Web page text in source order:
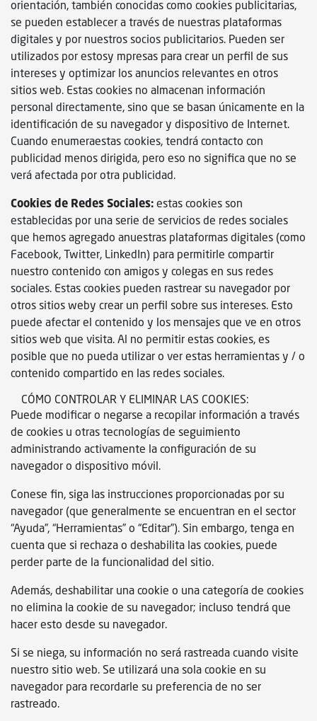
orientación, también conocidas como cookies publicitarias,
se pueden establecer a través de nuestras plataformas
digitales y por nuestros socios publicitarios. Pueden ser
utilizados por estosy mpresas para crear un perfil de sus
intereses y optimizar los anuncios relevantes en otros
sitios web. Estas cookies no almacenan información
personal directamente, sino que se basan únicamente en la
identificación de su navegador y dispositivo de Internet.
Cuando enumeraestas cookies, tendrá contacto con
publicidad menos dirigida, pero eso no significa que no se
verá afectada por otra publicidad.
Cookies de Redes Sociales:estas cookies son
establecidas por una serie de servicios de redes sociales
que hemos agregado anuestras plataformas digitales (como
Facebook, Twitter, LinkedIn) para permitirle compartir
nuestro contenido con amigos y colegas en sus redes
sociales. Estas cookies pueden rastrear su navegador por
otros sitios weby crear un perfil sobre sus intereses. Esto
puede afectar el contenido y los mensajes que ve en otros
sitios web que visita. Al no permitir estas cookies, es
posible que no pueda utilizar o ver estas herramientas y / o
contenido compartido en las redes sociales.
CÓMO CONTROLAR Y ELIMINAR LAS COOKIES:
Puede modificar o negarse a recopilar información a través
de cookies u otras tecnologías de seguimiento
administrando activamente la configuración de su
navegador o dispositivo móvil.
Conese fin, siga las instrucciones proporcionadas por su
navegador (que generalmente se encuentran en el sector
“Ayuda”, “Herramientas” o “Editar”). Sin embargo, tenga en
cuenta que si rechaza o deshabilita las cookies, puede
perder parte de la funcionalidad del sitio.
Además, deshabilitar una cookie o una categoría de cookies
no elimina la cookie de su navegador; incluso tendrá que
hacer esto desde su navegador.
Si se niega, su información no será rastreada cuando visite
nuestro sitio web. Se utilizará una sola cookie en su
navegador para recordarle su preferencia de no ser
rastreado.